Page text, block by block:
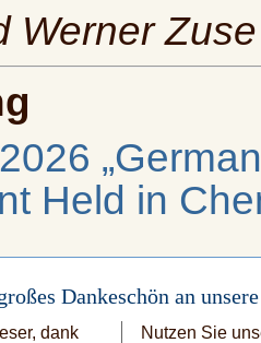
Werner Zuse
Held in
Dankeschön an
dank
Nutzen Sie